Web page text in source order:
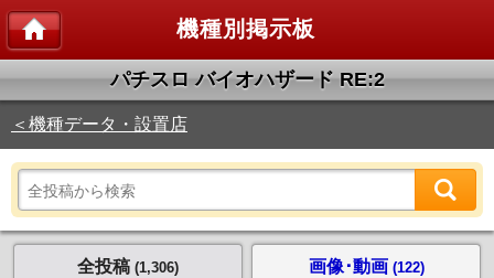
機種別掲示板
パチスロ バイオハザード RE:2
＜機種データ・設置店
全投稿 (1,306) 画像･動画 (122)